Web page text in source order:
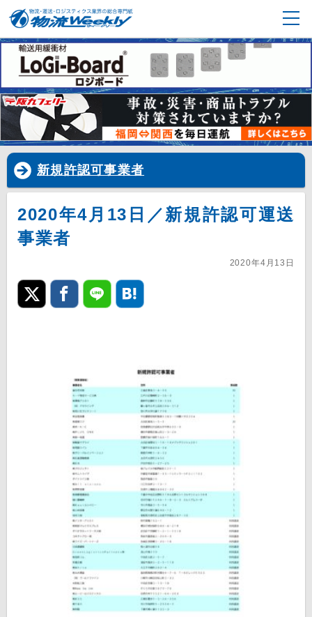
新規許認可事業者
2020年4月13日／新規許認可運送
事業者
2020年4月13日